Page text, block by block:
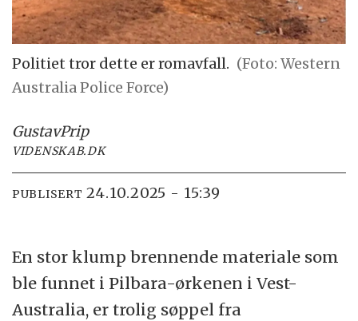
Politiet tror dette er romavfall. (Foto: Western
Australia Police Force)
GustavPrip
VIDENSKAB.DK
PUBLISERT 24.10.2025 - 15:39
En stor klump brennende materiale som
ble funnet i Pilbara-ørkenen i Vest-
Australia, er trolig søppel fra